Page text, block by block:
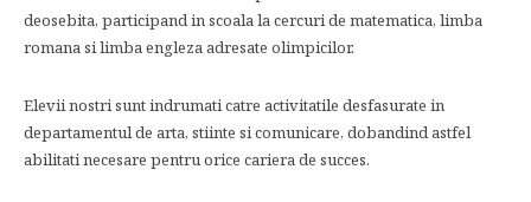
deosebita, participand in scoala la cercuri de matematica, limba
romana si limba engleza adresate olimpicilor.
Elevii nostri sunt indrumati catre activitatile desfasurate in
departamentul de arta, stiinte si comunicare, dobandind astfel
abilitati necesare pentru orice cariera de succes.